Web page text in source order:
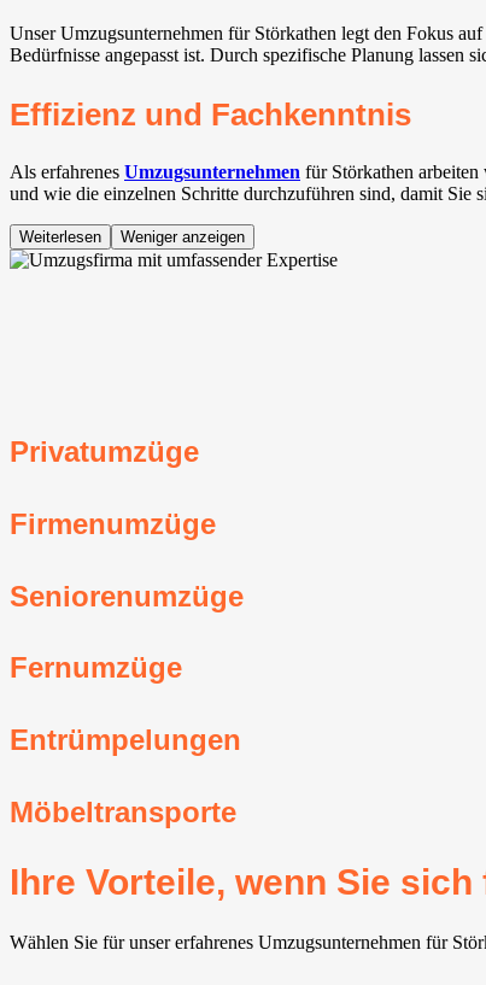
Unser Umzugsunternehmen für Störkathen legt den Fokus
Bedürfnisse angepasst ist. Durch spezifische Planung lassen
Effizienz und Fachkenntnis
Als erfahrenes Umzugsunternehmen für Störkathen
und wie die einzelnen Schritte durchzuführen sind, damit Sie
Weiterlesen Weniger anzeigen
Privatumzüge
Firmenumzüge
Seniorenumzüge
Fernumzüge
Entrümpelungen
Möbeltransporte
Ihre Vorteile, wenn Sie
Wählen Sie für unser erfahrenes Umzugsunternehmen für